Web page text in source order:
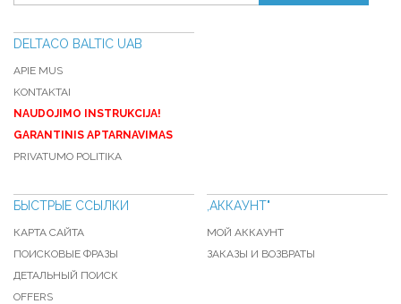
DELTACO BALTIC UAB
APIE MUS
KONTAKTAI
NAUDOJIMO INSTRUKCIJA!
GARANTINIS APTARNAVIMAS
PRIVATUMO POLITIKA
БЫСТРЫЕ ССЫЛКИ
КАРТА САЙТА
ПОИСКОВЫЕ ФРАЗЫ
ДЕТАЛЬНЫЙ ПОИСК
OFFERS
,АККАУНТ"
МОЙ АККАУНТ
ЗАКАЗЫ И ВОЗВРАТЫ